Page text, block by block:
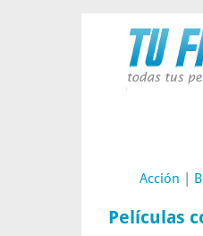
Acción
Películas